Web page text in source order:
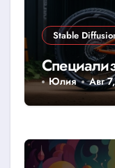
Stable
Юлия Авг